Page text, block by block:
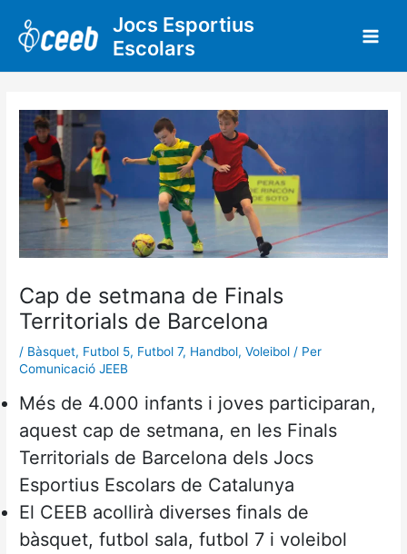
contingut
Jocs Esportius
Escolars
Cap de setmana de Finals
Territorials de Barcelona
/ Bàsquet, Futbol 5, Futbol 7, Handbol,Voleibol / Per
Comunicació JEEB
Més de 4.000 infants i joves participaran,
aquest cap de setmana, en les Finals
Territorials de Barcelona dels Jocs
Esportius Escolars de Catalunya
El CEEB acollirà diverses finals de
bàsquet, futbol sala, futbol 7 i voleibol